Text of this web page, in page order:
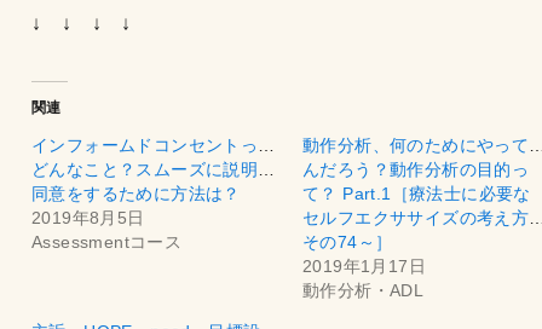
↓ ↓ ↓ ↓
関連
インフォームドコンセントって
どんなこと？スムーズに説明・
同意をするために方法は？
2019年8月5日
Assessmentコース
動作分析、何のためにやって
んだろう？動作分析の目的っ
て？ Part.1［療法士に必要な
セルフエクササイズの考え方
その74～］
2019年1月17日
動作分析・ADL